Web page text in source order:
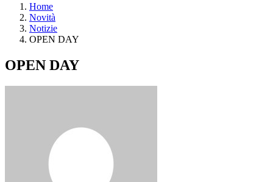
Home
Novità
Notizie
OPEN DAY
OPEN DAY